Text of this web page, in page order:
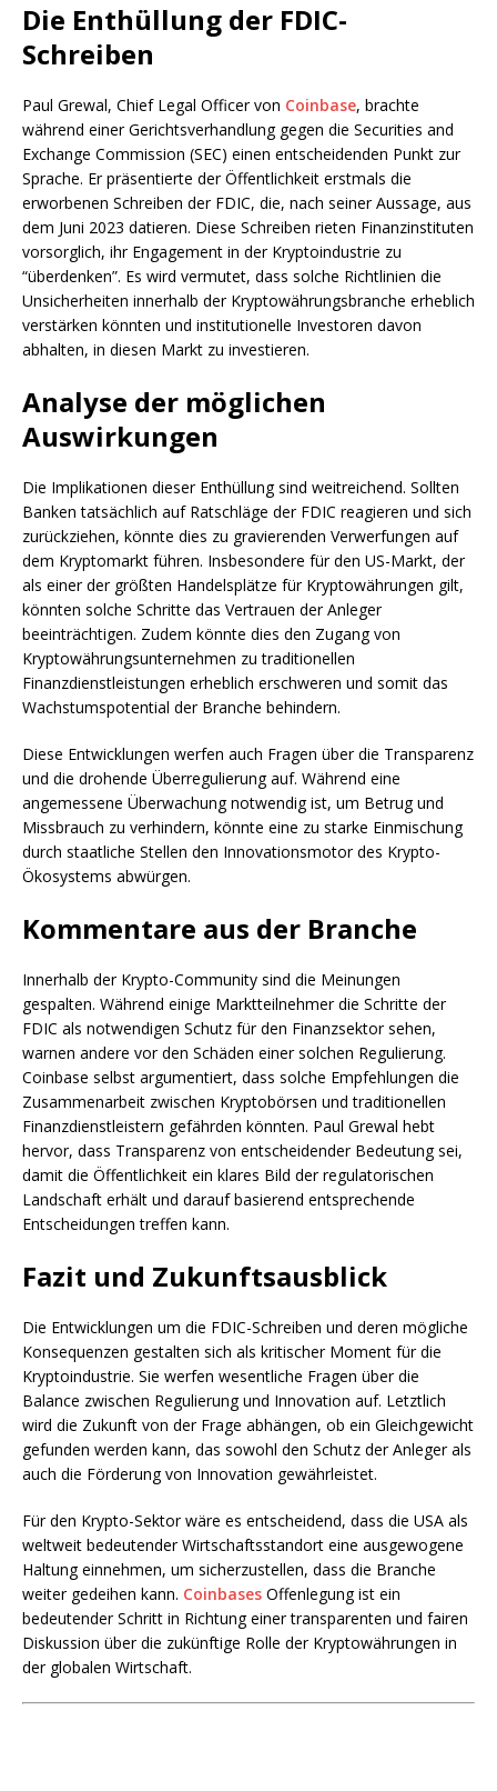
Die Enthüllung der FDIC-
Schreiben
Paul Grewal, Chief Legal Officer von Coinbase, brachte
während einer Gerichtsverhandlung gegen die Securities and
Exchange Commission (SEC) einen entscheidenden Punkt zur
Sprache. Er präsentierte der Öffentlichkeit erstmals die
erworbenen Schreiben der FDIC, die, nach seiner Aussage, aus
dem Juni 2023 datieren. Diese Schreiben rieten Finanzinstituten
vorsorglich, ihr Engagement in der Kryptoindustrie zu
“überdenken”. Es wird vermutet, dass solche Richtlinien die
Unsicherheiten innerhalb der Kryptowährungsbranche erheblich
verstärken könnten und institutionelle Investoren davon
abhalten, in diesen Markt zu investieren.
Analyse der möglichen
Auswirkungen
Die Implikationen dieser Enthüllung sind weitreichend. Sollten
Banken tatsächlich auf Ratschläge der FDIC reagieren und sich
zurückziehen, könnte dies zu gravierenden Verwerfungen auf
dem Kryptomarkt führen. Insbesondere für den US-Markt, der
als einer der größten Handelsplätze für Kryptowährungen gilt,
könnten solche Schritte das Vertrauen der Anleger
beeinträchtigen. Zudem könnte dies den Zugang von
Kryptowährungsunternehmen zu traditionellen
Finanzdienstleistungen erheblich erschweren und somit das
Wachstumspotential der Branche behindern.
Diese Entwicklungen werfen auch Fragen über die Transparenz
und die drohende Überregulierung auf. Während eine
angemessene Überwachung notwendig ist, um Betrug und
Missbrauch zu verhindern, könnte eine zu starke Einmischung
durch staatliche Stellen den Innovationsmotor des Krypto-
Ökosystems abwürgen.
Kommentare aus der Branche
Innerhalb der Krypto-Community sind die Meinungen
gespalten. Während einige Marktteilnehmer die Schritte der
FDIC als notwendigen Schutz für den Finanzsektor sehen,
warnen andere vor den Schäden einer solchen Regulierung.
Coinbase selbst argumentiert, dass solche Empfehlungen die
Zusammenarbeit zwischen Kryptobörsen und traditionellen
Finanzdienstleistern gefährden könnten. Paul Grewal hebt
hervor, dass Transparenz von entscheidender Bedeutung sei,
damit die Öffentlichkeit ein klares Bild der regulatorischen
Landschaft erhält und darauf basierend entsprechende
Entscheidungen treffen kann.
Fazit und Zukunftsausblick
Die Entwicklungen um die FDIC-Schreiben und deren mögliche
Konsequenzen gestalten sich als kritischer Moment für die
Kryptoindustrie. Sie werfen wesentliche Fragen über die
Balance zwischen Regulierung und Innovation auf. Letztlich
wird die Zukunft von der Frage abhängen, ob ein Gleichgewicht
gefunden werden kann, das sowohl den Schutz der Anleger als
auch die Förderung von Innovation gewährleistet.
Für den Krypto-Sektor wäre es entscheidend, dass die USA als
weltweit bedeutender Wirtschaftsstandort eine ausgewogene
Haltung einnehmen, um sicherzustellen, dass die Branche
weiter gedeihen kann. Coinbases Offenlegung ist ein
bedeutender Schritt in Richtung einer transparenten und fairen
Diskussion über die zukünftige Rolle der Kryptowährungen in
der globalen Wirtschaft.